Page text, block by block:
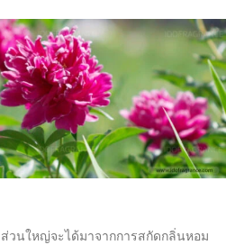
วนใหญ่จะได้มาจากการสกัดกลิ่นหอม